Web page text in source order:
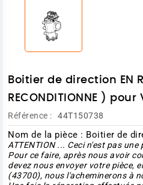
Boitier de direction EN
RECONDITIONNE ) pour
Référence : 44T150738
Nom de la pièce : Boitier de
ATTENTION ... Ceci n'est pas
Pour ce faire, après nous avoir
devez nous envoyer votre pièce,
(43700), nous l'acheminerons à